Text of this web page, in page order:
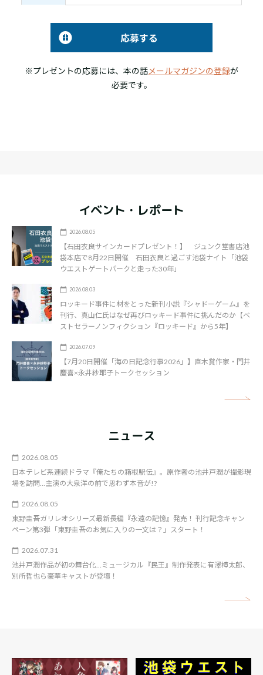
応募する
※プレゼントの応募には、本の話メールマガジンの登録が
必要です。
イベント・レポート
2026.08.05
【石田衣良サインカードプレゼント！】 ジュンク堂書店池
袋本店で8月22日開催 石田衣良と過ごす池袋ナイト「池袋
ウエストゲートパークと走った30年」
2026.08.03
ロッキード事件に材をとった新刊小説『シャドーゲーム』を
刊行、真山仁氏はなぜ再びロッキード事件に挑んだのか【ベ
ストセラーノンフィクション『ロッキード』から5年】
2026.07.09
【7月20日開催「海の日記念行事2026」】直木賞作家・門井
慶喜×永井紗耶子トークセッション
ニュース
2026.08.05
日本テレビ系連続ドラマ『俺たちの箱根駅伝』。原作者の池井戸潤が撮影現
場を訪問…主演の大泉洋の前で思わず本音が!?
2026.08.05
東野圭吾ガリレオシリーズ最新長編『永遠の記憶』発売！ 刊行記念キャン
ペーン第3弾「東野圭吾のお気に入りの一文は？」スタート！
2026.07.31
池井戸潤作品が初の舞台化…ミュージカル『民王』制作発表に有澤樟太郎、
別所哲也ら豪華キャストが登壇！